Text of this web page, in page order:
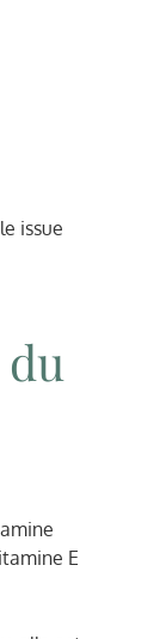
issue
E